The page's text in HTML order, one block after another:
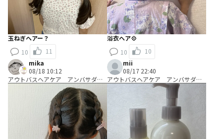
玉ねぎヘアー？
10
11
浴衣ヘア💠
10
10
mika
08/18 10:12
アウトバスヘアケア アンバサダ
ー Ｂコース：＼使って編み出す／
ヘアアレンジ考案コース
mii
08/17 22:40
アウトバスヘアケア アンバサダ
ー Ａコース：＼試して考える／キ